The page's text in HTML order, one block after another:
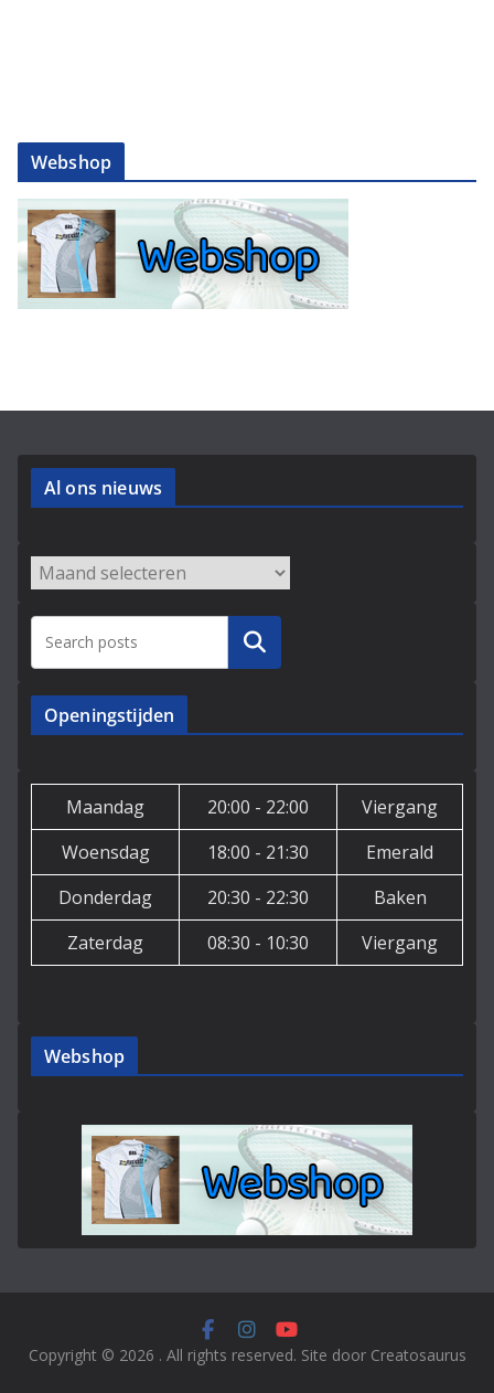
Webshop
Al ons nieuws
Archieven
Zoeken
Openingstijden
Maandag 20:00 - 22:00
Viergang
Woensdag
18:00 - 21:30
Emerald
Donderdag
20:30 - 22:30
Baken
Zaterdag
08:30 - 10:30 Viergang
Webshop
Copyright © 2026 . All rights reserved. Site door Creatosaurus